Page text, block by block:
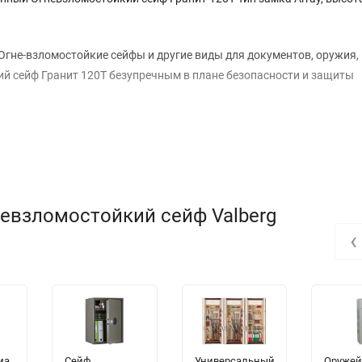
взломостойкие сейфы и другие виды для документов, оружия,
сейф Гранит 120T безупречным в плане безопасности и защиты
сейф Valberg
‹